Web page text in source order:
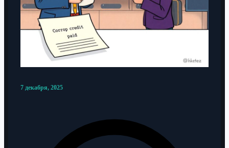
7 декабря, 2025